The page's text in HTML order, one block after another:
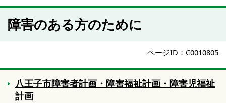
障害のある方のために
ページID：C0010805
八王子市障害者計画・障害福祉計画・障害児福祉
計画